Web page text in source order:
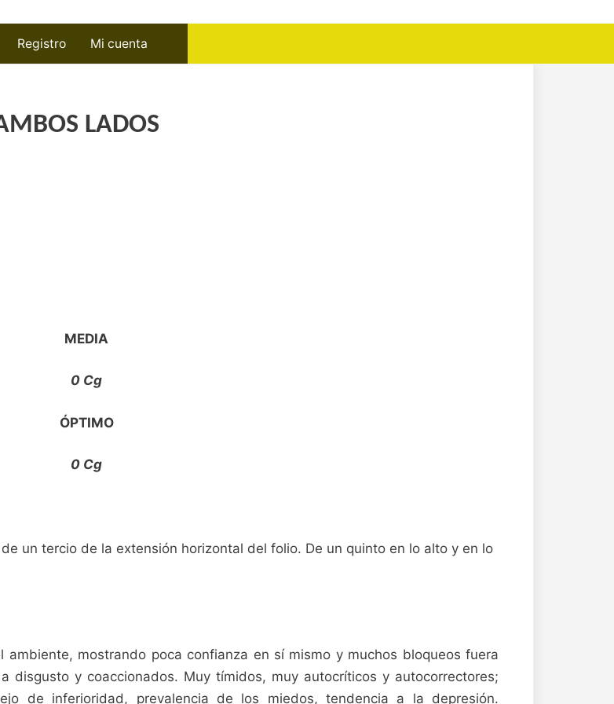
Registro Mi cuenta
LADOS
MEDIA
0 Cg
ÓPTIMO
0 Cg
un tercio de la extensión horizontal del folio. De un quinto en lo alto y en lo
mostrando poca confianza en sí mismo y muchos bloqueos fuera
disgusto y coaccionados. Muy tímidos, muy autocríticos y autocorrectores;
de inferioridad, prevalencia de los miedos, tendencia a la depresión.